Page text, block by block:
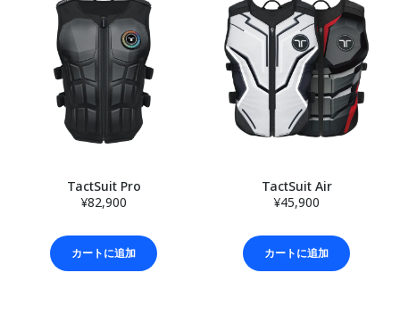
TactSuit Pro
¥82,900
カートに追加
TactSuit Air
¥45,900
カートに追加